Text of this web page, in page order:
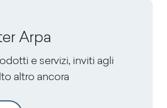
Arpa
e servizi, inviti agli
altro ancora